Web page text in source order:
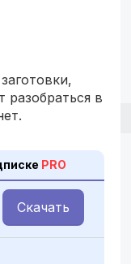
в
PRO
Скачать